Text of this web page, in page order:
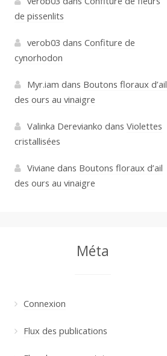
de pissenlits
verob03 dans Confiture de
cynorhodon
Myr.iam dans Boutons floraux d’ail
des ours au vinaigre
Valinka Derevianko dans Violettes
cristallisées
Viviane dans Boutons floraux d’ail
des ours au vinaigre
Méta
Connexion
Flux des publications